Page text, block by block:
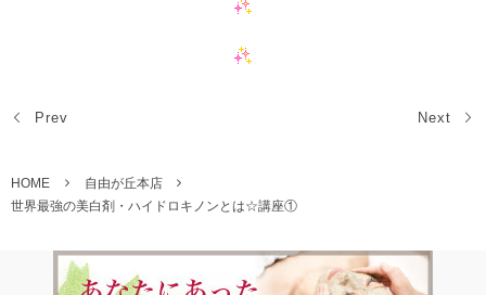
Prev Next
HOME
自由が丘本店
世界最強の美白剤・ハイドロキノンとは☆講座①